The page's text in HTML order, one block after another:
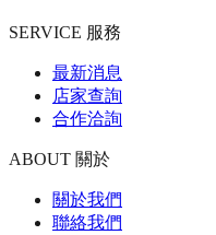
SERVICE 服務
最新消息
店家查詢
合作洽詢
ABOUT 關於
關於我們
聯絡我們